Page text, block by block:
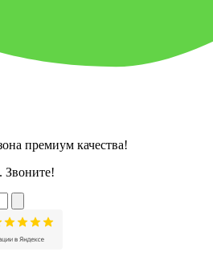
премиум качества!
Звоните!